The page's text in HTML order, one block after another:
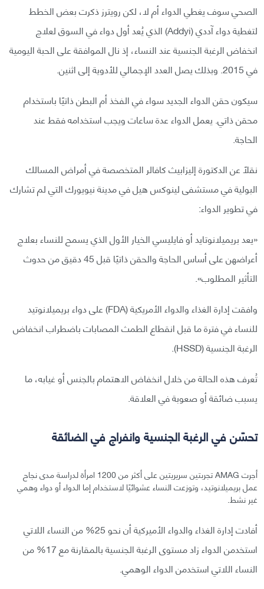
الصحي سوف يغطي الدواء أم لا، لكن رويترز ذكرت بعض الخطط
لتغطية دواء آددي (Addyi) الذي يُعد أول دواء في السوق لعلاج
انخفاض الرغبة الجنسية عند النساء، إذ نال الموافقة على الحبة اليومية
في 2015. وبذلك يصل العدد الإجمالي للأدوية إلى اثنين.
سيكون حقن الدواء الجديد سواء في الفخذ أم البطن ذاتيًا باستخدام
محقن ذاتي. يعمل الدواء عدة ساعات ويجب استخدامه فقط عند
الحاجة.
نقلًا عن الدكتورة إليزابيث كافالر المتخصصة في أمراض المسالك
البولية في مستشفى لينوكس هيل في مدينة نيويورك التي لم تشارك
في تطوير الدواء:
«يعد بريميلانوتايد أو فايليسي الخيار الأول الذي يسمح للنساء بعلاج
أعراضهن على أساس الحاجة والحقن ذاتيًا قبل 45 دقيق من حدوث
التأثير المطلوب».
وافقت إدارة الغذاء والدواء الأمريكية (FDA) على دواء بريميلانوتيد
للنساء في فترة ما قبل انقطاع الطمث المصابات باضطراب انخفاض
الرغبة الجنسية (HSSD).
تُعرف هذه الحالة من خلال انخفاض الاهتمام بالجنس أو غيابه، ما
يسبب ضائقة أو صعوبة في العلاقة.
تحسّن في الرغبة الجنسية وانفراج في الضائقة
أجرت AMAG تجربتين سريريتين على أكثر من 1200 امرأة لدراسة مدى نجاح
عمل بريميلانوتيد، وتوزعت النساء عشوائيًا لاستخدام إما الدواء أو دواء وهمي
غير نشط.
أفادت إدارة الغذاء والدواء الأميركية أن نحو 25% من النساء اللاتي
استخدمن الدواء زاد مستوى الرغبة الجنسية بالمقارنة مع 17% من
النساء اللاتي استخدمن الدواء الوهمي.